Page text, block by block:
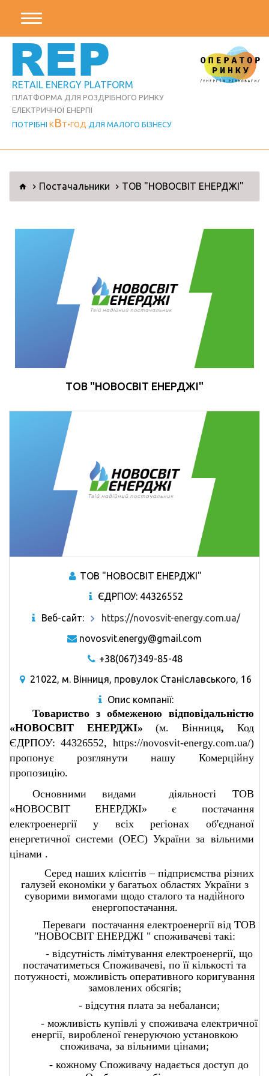
REP
RETAIL ENERGY PLATFORM
ПЛАТФОРМА ДЛЯ РОЗДРІБНОГО РИНКУ
ЕЛЕКТРИЧНОЇ ЕНЕРГІЇ
ПОТРІБНІ К ВТ ГОД ДЛЯ МАЛОГО БІЗНЕСУ
Постачальники ТОВ "НОВОСВІТ ЕНЕРДЖІ"
ТОВ "НОВОСВІТ ЕНЕРДЖІ"
ТОВ "НОВОСВІТ ЕНЕРДЖІ"
ЄДРПОУ: 44326552
Веб-сайт:
https://novosvit-energy.com.ua/
novosvit.energy@gmail.com
+38(067)349-85-48
21022, м. Вінниця, провулок Станіславського, 16
Опис компанії:
Товариство з обмеженою відповідальністю
«НОВОСВІТ ЕНЕРДЖІ»(м. Вінниця, Код
ЄДРПОУ: 44326552, https://novosvit-energy.com.ua/)
пропонує розглянути нашу Комерційну
пропозицію.
Основними видами діяльності ТОВ
«НОВОСВІТ ЕНЕРДЖІ» є постачання
електроенергії у всіх регіонах об'єднаної
енергетичної системи (ОЕС) України за вільними
цінами .
Серед наших клієнтів – підприємства різних
галузей економіки у багатьох областях України з
суворими вимогами щодо сталого та надійного
енергопостачання.
Переваги постачання електроенергії від ТОВ
"НОВОСВІТ ЕНЕРДЖІ " споживачеві такі:
- відсутність лімітування електроенергії, що
постачатиметься Споживачеві, по її кількості та
потужності, можливість оперативного коригування
замовлених обсягів;
- відсутня плата за небаланси;
- можливість купівлі у споживача електричної
енергії, виробленої генеруючою установкою
споживача, за вільними цінами;
- кожному Споживачу надається доступ до